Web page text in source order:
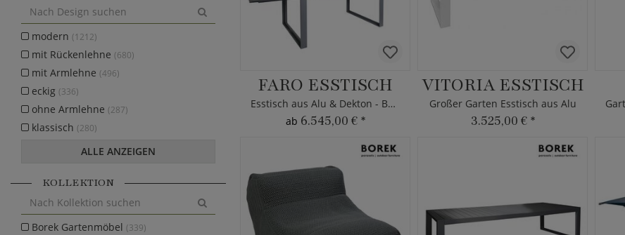
FARO ESSTISCH
Esstisch aus Alu & Dekton - Borek
ab 6.545,00 € *
VITORIA ESSTISCH
Großer Garten Esstisch aus Alu
3.525,00 € *
modern (1212)
mit Rückenlehne (680)
mit Armlehne (496)
eckig (336)
ohne Armlehne (287)
klassisch (280)
ALLE ANZEIGEN
KOLLEKTION
Borek Gartenmöbel (339)